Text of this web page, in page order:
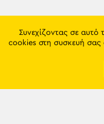
Συνεχίζοντας σε
cookies στη συσκευή σας